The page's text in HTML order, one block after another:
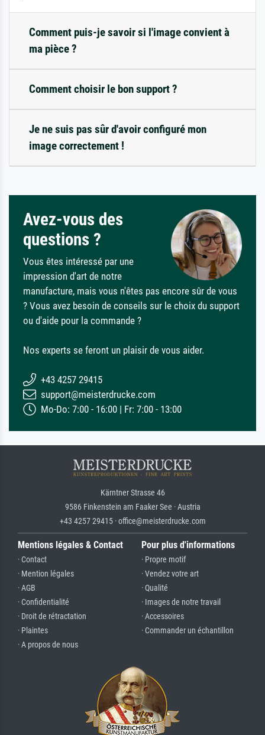
Comment puis-je savoir si l'image convient à
ma pièce ?
Comment choisir le bon support ?
Je ne suis pas sûr d'avoir configuré mon
image correctement !
Avez-vous des
questions ?
Vous êtes intéressé par une
impression d'art de notre
manufacture, mais vous n'êtes pas encore sûr de vous
? Vous avez besoin de conseils sur le choix du support
ou d'aide pour la commande ?
Nos experts se feront un plaisir de vous aider.
+43 4257 29415
support@meisterdrucke.com
Mo-Do: 7:00 - 16:00 | Fr: 7:00 - 13:00
Kärntner Strasse 46
9586 Finkenstein am Faaker See · Austria
+43 4257 29415 · office@meisterdrucke.com
Mentions légales & Contact
· Contact
· Mention légales
· AGB
· Confidentialité
· Droit de rétractation
· Plaintes
· A propos de nous
Pour plus d'informations
· Propre motif
· Vendez votre art
· Qualité
· Images de notre travail
· Accessoires
· Commander un échantillon